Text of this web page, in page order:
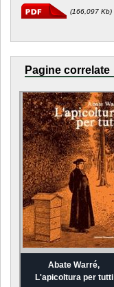
(166,097 Kb)
Pagine correlate
Abate Warré,
L'apicoltura per tutti